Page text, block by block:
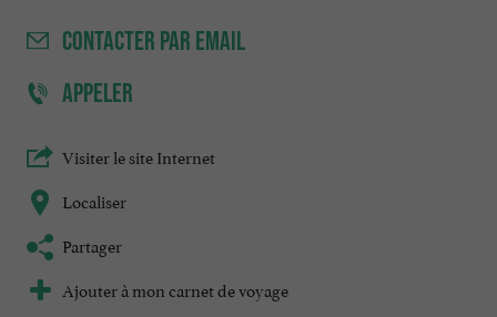
CONTACTER PAR EMAIL
APPELER
Visiter le site Internet
Localiser
Partager
Ajouter à mon carnet de voyage